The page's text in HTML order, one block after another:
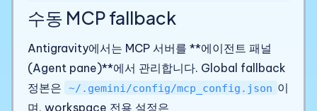
수동 MCP fallback
Antigravity에서는 MCP 서버를 **에이전트 패널
(Agent pane)**에서 관리합니다. Global fallback
정본은
~/.gemini/config/mcp_config.json 이
며, workspace 전용 설정은